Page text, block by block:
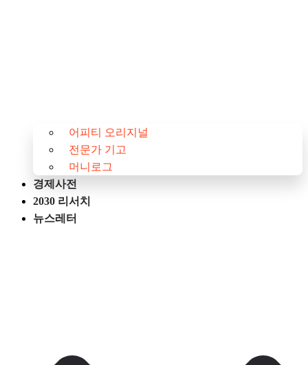
어피티 오리지널
전문가 기고
머니로그
경제사전
2030 리서치
뉴스레터